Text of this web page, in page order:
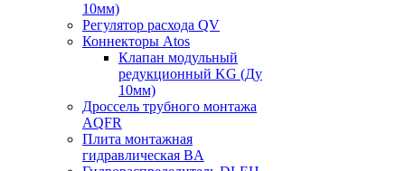
10мм)
Регулятор расхода QV
Коннекторы Atos
Клапан модульный
редукционный KG (Ду
10мм)
Дроссель трубного монтажа
AQFR
Плита монтажная
гидравлическая BA